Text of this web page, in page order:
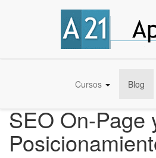
Cursos Blog
SEO On-Page